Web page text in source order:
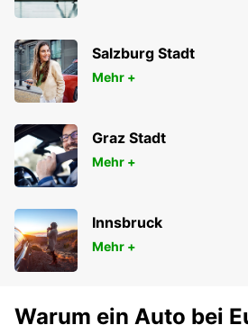
Salzburg Stadt
Mehr +
Graz Stadt
Mehr +
Innsbruck
Mehr +
Warum ein Auto bei